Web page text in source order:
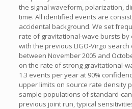
the signal waveform, polarization,
time. All identified events are
accidental background. We set
rate of gravitational-wave bursts by
with the previous LIGO-Virgo
between November 2005 and
on the rate of strong gravitational-
1.3 events per year at 90%
upper limits on source rate density
sample populations of standard-
previous joint run, typical